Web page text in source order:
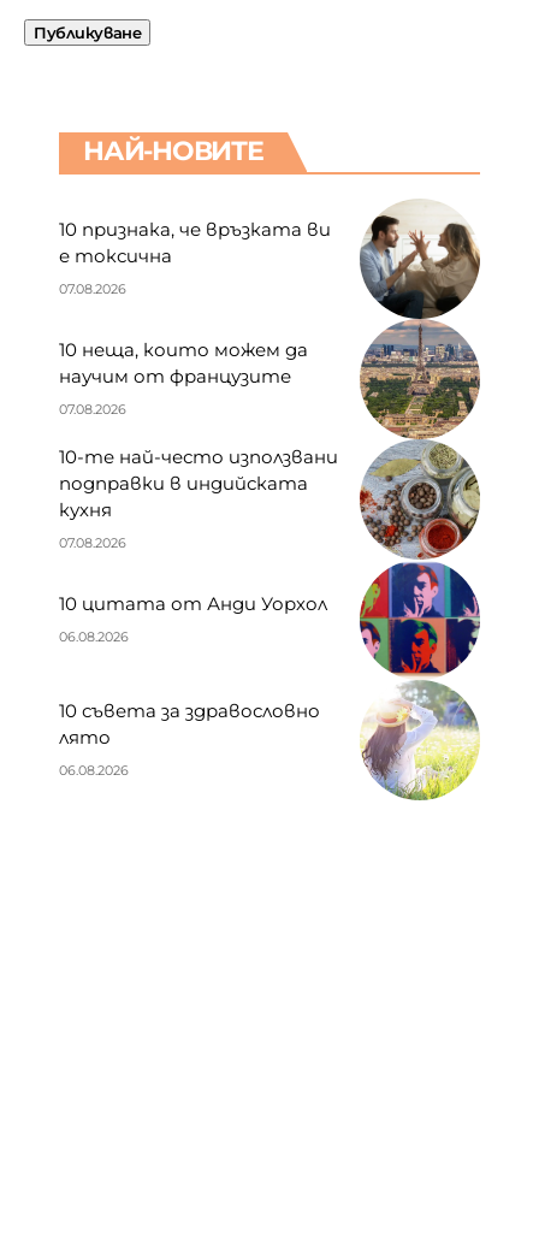
НАЙ-НОВИТЕ
10 признака, че връзката ви
е токсична
07.08.2026
10 неща, които можем да
научим от французите
07.08.2026
10-те най-често използвани
подправки в индийската
кухня
07.08.2026
10 цитата от Анди Уорхол
06.08.2026
10 съвета за здравословно
лято
06.08.2026